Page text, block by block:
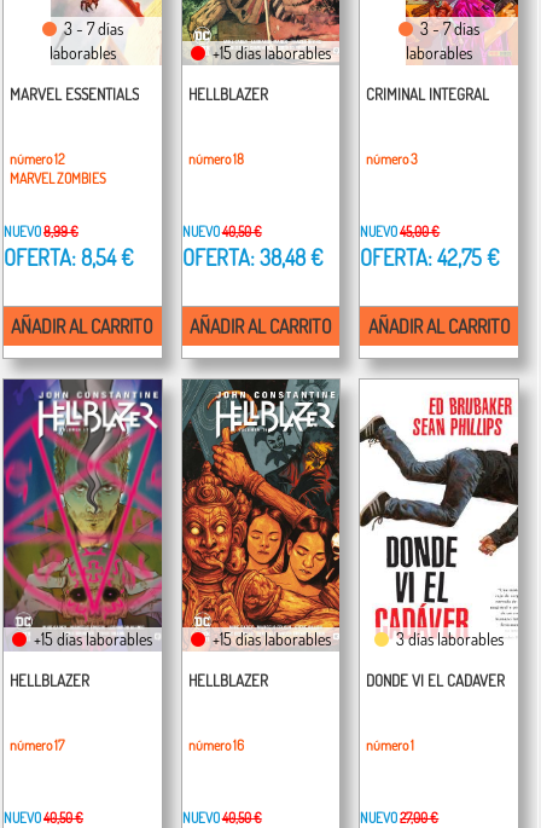
3 - 7 días
laborables
MARVEL ESSENTIALS
número 12
MARVEL ZOMBIES
NUEVO8,99 €
OFERTA: 8,54 €
AÑADIR AL CARRITO
+15 días laborables
HELLBLAZER
número 18
NUEVO40,50 €
OFERTA: 38,48 €
AÑADIR AL CARRITO
3 - 7 días
laborables
CRIMINAL INTEGRAL
número 3
NUEVO45,00 €
OFERTA: 42,75 €
AÑADIR AL CARRITO
+15 días laborables
HELLBLAZER
número 17
NUEVO40,50 €
+15 días laborables
HELLBLAZER
número 16
NUEVO40,50 €
3 días laborables
DONDE VI EL CADAVER
número 1
NUEVO27,00 €